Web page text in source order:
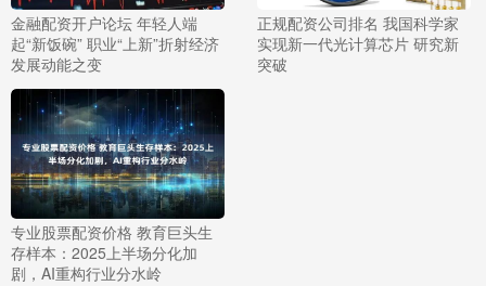
金融配资开户论坛 年轻人端
起“新饭碗” 职业“上新”折射经济
发展动能之变
正规配资公司排名 我国科学家
实现新一代光计算芯片 研究新
突破
专业股票配资价格 教育巨头生
存样本：2025上半场分化加
剧，AI重构行业分水岭